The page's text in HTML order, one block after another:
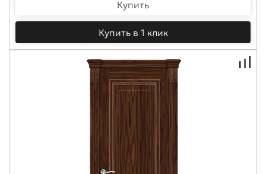
Купить
Купить в 1 клик